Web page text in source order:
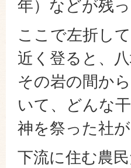
年）などが残っ
ここで左折し
近く登ると、
その岩の間か
いて、どんな
神を祭った社が
下流に住む農